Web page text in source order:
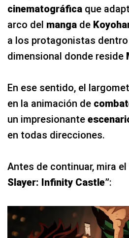
cinematográfica que
arco del manga de
a los protagonistas
dimensional donde reside
En ese sentido, el
en la animación de
un impresionante
en todas direcciones.
Antes de continuar, mira
Slayer: Infinity Castle”: